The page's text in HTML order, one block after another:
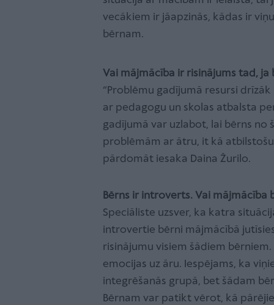
vecākiem ir jāapzinās, kādas ir
bērnam.
Vai mājmācība ir risinājums tad,
“Problēmu gadījumā resursi
ar pedagogu un skolas atbalsta
gadījumā var uzlabot, lai bērns no
problēmām ar ātru, it kā
pārdomāt iesaka Daina Žurilo.
Bērns ir introverts. Vai mājmācība
Speciāliste uzsver, ka katra
introvertie bērni mājmācībā
risinājumu visiem šādiem
emocijas uz āru. Iespējams, ka
integrēšanās grupā, bet šādam
Bērnam var patikt vērot, kā